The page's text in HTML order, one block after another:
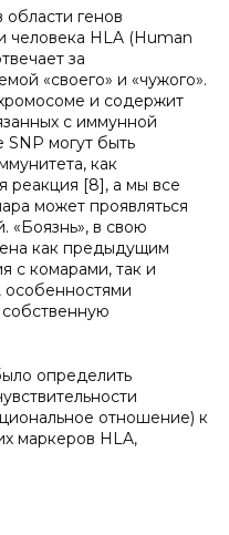
генов
человека HLA (Human
за
«своего» и «чужого».
и содержит
с иммунной
SNP могут быть
как
реакция [8], а мы все
может проявляться
«Боязнь», в свою
как предыдущим
с комарами, так и
особенностями
собственную
определить
отношение) к
маркеров HLA,